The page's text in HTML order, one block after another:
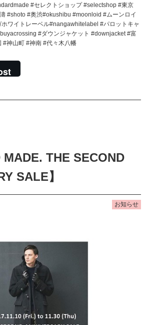
#セレクトショップ #selectshop #東京
#shoto #奥渋#okushibu #moonloid #ムーンロイ
ワイトレーベル#nangawhitelabel #パロットキャ
#ダウンジャケット #downjacket #富
#神山町 #神南 #代々木八幡
MADE. THE SECOND
SALE】
お知らせ